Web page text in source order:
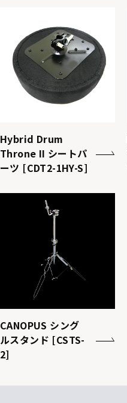
Hybrid Drum
Throne II シートパ
ーツ [CDT2-1HY-S]
CANOPUS シング
ルスタンド [CSTS-
2]